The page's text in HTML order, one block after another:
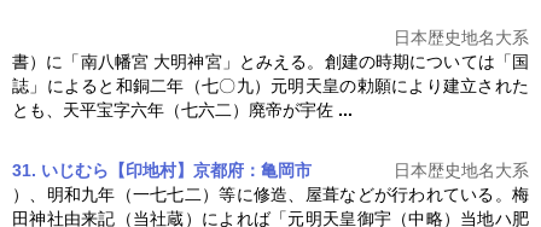
日本歴史地名大系
書）に「南八幡宮 大明神宮」とみえる。創建の時期については「国
誌」によると和銅二年（七〇九） 元明天皇の勅願により建立された
とも、天平宝字六年（七六二）廃帝が宇佐 ...
31. いじむら【印地村】京都府：亀岡市
日本歴史地名大系
）、明和九年（一七七二）等に修造、屋葺などが行われている。梅
田神社由来記（当社蔵）によれば「元明天皇御宇（中略）当地ハ肥